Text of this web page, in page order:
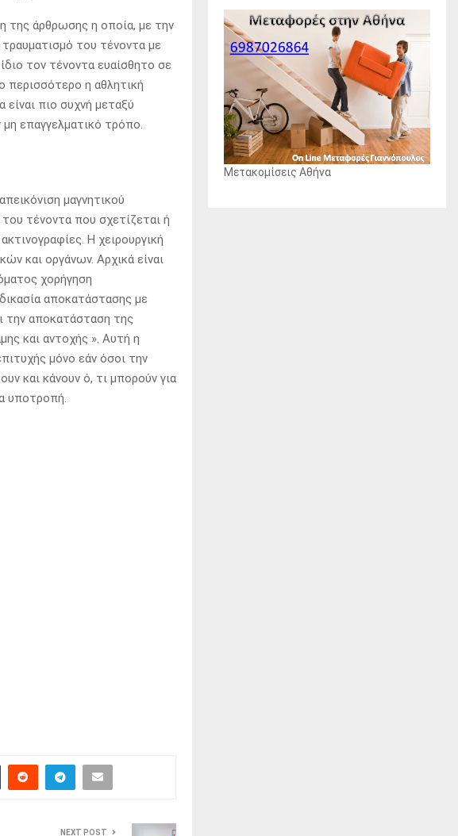
της άρθρωσης η οποία, με την
του τένοντα με
τον τένοντα ευαίσθητο σε
περισσότερο η αθλητική
είναι πιο συχνή μεταξύ
επαγγελματικό τρόπο.
μαγνητικού
τένοντα που σχετίζεται ή
Η χειρουργική
και οργάνων. Αρχικά είναι
χορήγηση
αποκατάστασης με
την αποκατάσταση της
και αντοχής ». Αυτή η
μόνο εάν όσοι την
και κάνουν ό, τι μπορούν για
υποτροπή.
NEXT POST
Μετακομίσεις Αθήνα